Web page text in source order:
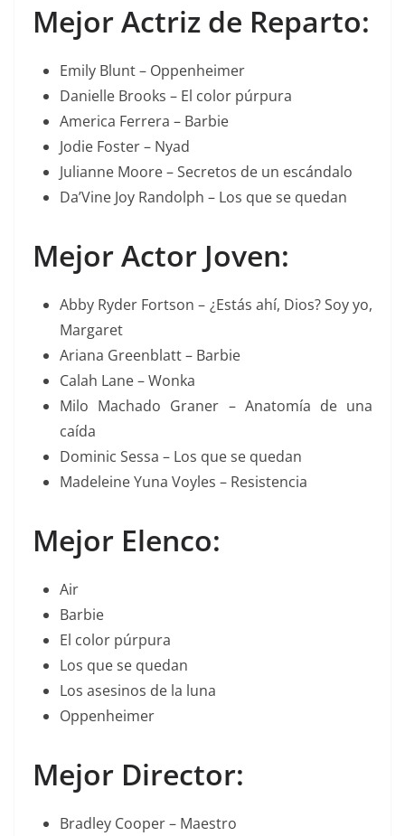
Mejor Actriz de Reparto:
Emily Blunt – Oppenheimer
Danielle Brooks – El color púrpura
America Ferrera – Barbie
Jodie Foster – Nyad
Julianne Moore – Secretos de un escándalo
Da’Vine Joy Randolph – Los que se quedan
Mejor Actor Joven:
Abby Ryder Fortson – ¿Estás ahí, Dios? Soy yo,
Margaret
Ariana Greenblatt – Barbie
Calah Lane – Wonka
Milo Machado Graner – Anatomía de una
caída
Dominic Sessa – Los que se quedan
Madeleine Yuna Voyles – Resistencia
Mejor Elenco:
Air
Barbie
El color púrpura
Los que se quedan
Los asesinos de la luna
Oppenheimer
Mejor Director:
Bradley Cooper – Maestro